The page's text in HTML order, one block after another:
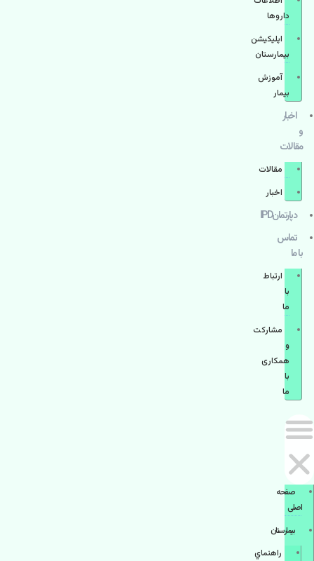
دارو‌ها
اپليكيشن
بيمارستان
آموزش
بیمار
اخبار
و
مقالات
مقالات
اخبار
دپارتمانIPD
تماس
با ما
ارتباط
با
ما
مشاركت
و
همكاری
با
ما
صفحه
اصلی
بيمارستان
راهنماي